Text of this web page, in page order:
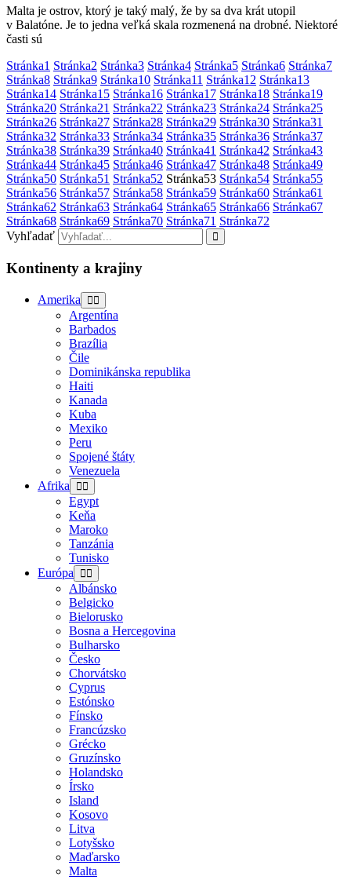
Malta je ostrov, ktorý je taký malý, že by sa dva krát utopil
v Balatóne. Je to jedna veľká skala rozmenená na drobné. Niektoré
časti sú
Stránka1 Stránka2 Stránka3 Stránka4 Stránka5 Stránka6 Stránka7
Stránka8 Stránka9 Stránka10 Stránka11 Stránka12 Stránka13
Stránka14 Stránka15 Stránka16 Stránka17 Stránka18 Stránka19
Stránka20 Stránka21 Stránka22 Stránka23 Stránka24 Stránka25
Stránka26 Stránka27 Stránka28 Stránka29 Stránka30 Stránka31
Stránka32 Stránka33 Stránka34 Stránka35 Stránka36 Stránka37
Stránka38 Stránka39 Stránka40 Stránka41 Stránka42 Stránka43
Stránka44 Stránka45 Stránka46 Stránka47 Stránka48 Stránka49
Stránka50 Stránka51 Stránka52 Stránka53 Stránka54 Stránka55
Stránka56 Stránka57 Stránka58 Stránka59 Stránka60 Stránka61
Stránka62 Stránka63 Stránka64 Stránka65 Stránka66 Stránka67
Stránka68 Stránka69 Stránka70 Stránka71 Stránka72
Vyhľadať
Kontinenty a krajiny
Amerika
Argentína
Barbados
Brazília
Čile
Dominikánska republika
Haiti
Kanada
Kuba
Mexiko
Peru
Spojené štáty
Venezuela
Afrika
Egypt
Keňa
Maroko
Tanzánia
Tunisko
Európa
Albánsko
Belgicko
Bielorusko
Bosna a Hercegovina
Bulharsko
Česko
Chorvátsko
Cyprus
Estónsko
Fínsko
Francúzsko
Grécko
Gruzínsko
Holandsko
Írsko
Island
Kosovo
Litva
Lotyšsko
Maďarsko
Malta